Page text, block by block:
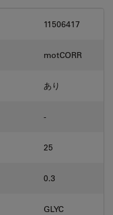
11506417
motCORR
あり
-
25
0.3
GLYC